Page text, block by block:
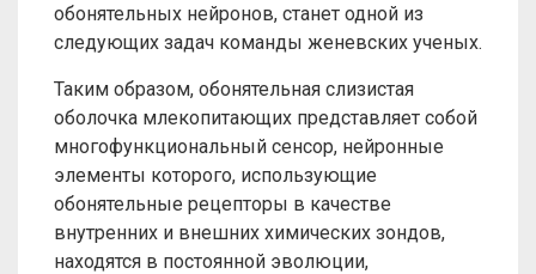
обонятельных нейронов, станет одной из
следующих задач команды женевских ученых.
Таким образом, обонятельная слизистая
оболочка млекопитающих представляет собой
многофункциональный сенсор, нейронные
элементы которого, использующие
обонятельные рецепторы в качестве
внутренних и внешних химических зондов,
находятся в постоянной эволюции,